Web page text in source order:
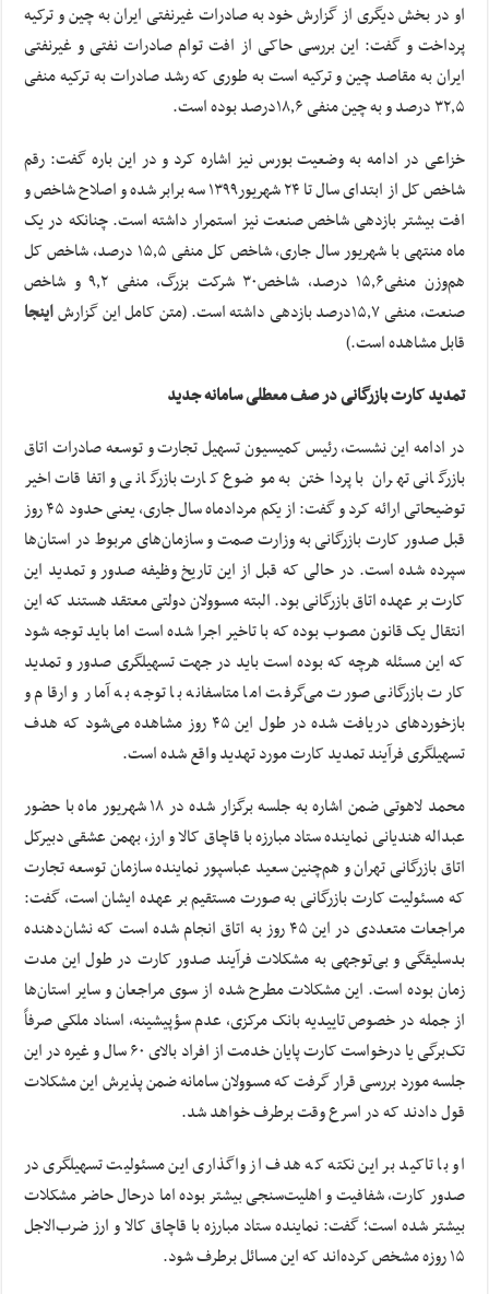
او در بخش دیگری از گزارش خود به صادرات غیرنفتی ایران به چین و ترکیه
پرداخت و گفت: این بررسی حاکی از افت توام صادرات نفتی و غیرنفتی
ایران به مقاصد چین و ترکیه است به طوری که رشد صادرات به ترکیه منفی
۳۲٫۵ درصد و به چین منفی ۱۸٫۶درصد بوده است.
خزاعی در ادامه به وضعیت بورس نیز اشاره کرد و در این باره گفت: رقم
شاخص کل از ابتدای سال تا ۲۴ شهریور۱۳۹۹ سه برابر شده و اصلاح شاخص و
افت بیشتر بازدهی شاخص صنعت نیز استمرار داشته است. چنانکه در یک
ماه منتهی با شهریور سال جاری، شاخص کل منفی ۱۵٫۵ درصد، شاخص کل
هم‌وزن منفی۱۵٫۶ درصد، شاخص۳۰ شرکت بزرگ، منفی ۹٫۲ و شاخص
صنعت، منفی ۱۵٫۷درصد بازدهی داشته است. (متن کامل این گزارش
اینجا
قابل مشاهده است.)
تمدید کارت بازرگانی در صف معطلی سامانه جدید
در ادامه این نشست، رئیس کمیسیون تسهیل تجارت و توسعه صادرات اتاق
بازرگانی تهران با پرداختن به موضوع کارت بازرگانی و اتفاقات اخیر
توضیحاتی ارائه کرد و گفت: از یکم مردادماه سال جاری، یعنی حدود ۴۵ روز
قبل صدور کارت بازرگانی به وزارت صمت و سازمان‌های مربوط در استان‌ها
سپرده شده است. در حالی که قبل از این تاریخ وظیفه صدور و تمدید این
کارت بر عهده اتاق بازرگانی بود. البته مسوولان دولتی معتقد هستند که این
انتقال یک قانون مصوب بوده که با تاخیر اجرا شده است اما باید توجه شود
که این مسئله هرچه که بوده است باید در جهت تسهیلگری صدور و تمدید
کارت بازرگانی صورت می‌گرفت اما متاسفانه با توجه به آمار و ارقام و
بازخوردهای دریافت شده در طول این ۴۵ روز مشاهده می‌شود که هدف
تسهیلگری فرآیند تمدید کارت مورد تهدید واقع شده است.
محمد لاهوتی ضمن اشاره به جلسه برگزار شده در ۱۸ شهریور ماه با حضور
عبداله هندیانی نماینده ستاد مبارزه با قاچاق کالا و ارز، بهمن عشقی دبیرکل
اتاق بازرگانی تهران و هم‌چنین سعید عباسپور نماینده سازمان توسعه تجارت
که مسئولیت کارت بازرگانی به صورت مستقیم بر عهده ایشان است، گفت:
مراجعات متعددی در این ۴۵ روز به اتاق انجام شده است که نشان‌دهنده
بدسلیقگی و بی‌توجهی به مشکلات فرآیند صدور کارت در طول این مدت
زمان بوده است. این مشکلات مطرح شده از سوی مراجعان و سایر استان‌ها
از جمله در خصوص تاییدیه بانک مرکزی، عدم سؤپیشینه، اسناد ملکی صرفاً
تک‌برگی یا درخواست کارت پایان خدمت از افراد بالای ۶۰ سال و غیره در این
جلسه مورد بررسی قرار گرفت که مسوولان سامانه ضمن پذیرش این مشکلات
قول دادند که در اسرع وقت برطرف خواهد شد.
او با تاکید بر این نکته که هدف از واگذاری این مسئولیت تسهیلگری در
صدور کارت، شفافیت و اهلیت‌سنجی بیشتر بوده اما درحال حاضر مشکلات
بیشتر شده است؛ گفت: نماینده ستاد مبارزه با قاچاق کالا و ارز ضرب‌الاجل
۱۵ روزه مشخص کرده‌اند که این مسائل برطرف شود.